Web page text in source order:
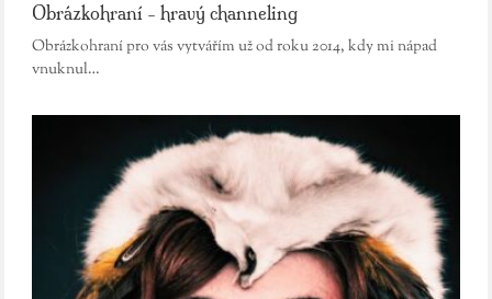
Obrázkohraní - hravý channeling
Obrázkohraní pro vás vytvářím už od roku 2014, kdy mi nápad
vnuknul…